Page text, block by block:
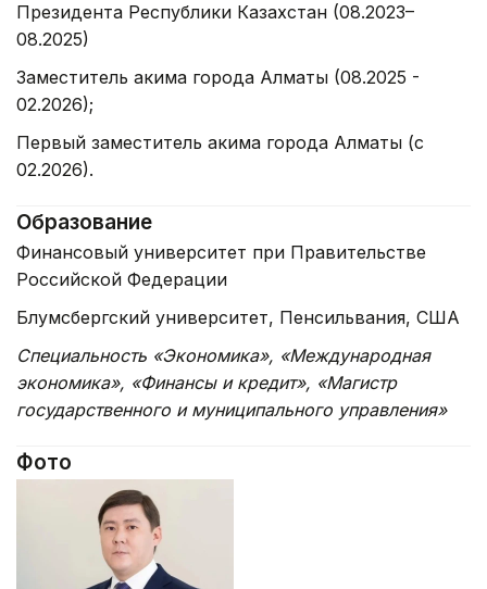
Президента Республики Казахстан (08.2023–
08.2025)
Заместитель акима города Алматы (08.2025 -
02.2026);
Первый заместитель акима города Алматы (с
02.2026).
Образование
Финансовый университет при Правительстве
Российской Федерации
Блумсбергский университет, Пенсильвания, США
Специальность «Экономика», «Международная
экономика», «Финансы и кредит», «Магистр
государственного и муниципального управления»
Фото